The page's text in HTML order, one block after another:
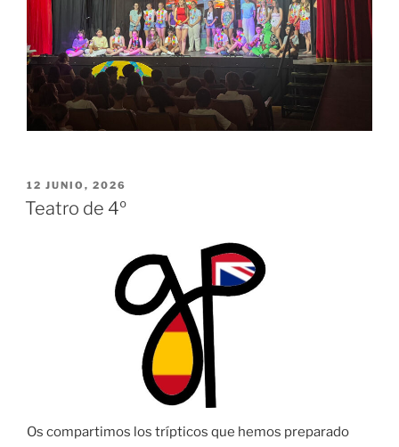
PUBLICADO
EL
12 JUNIO, 2026
Teatro de 4º
Os compartimos los trípticos que hemos preparado